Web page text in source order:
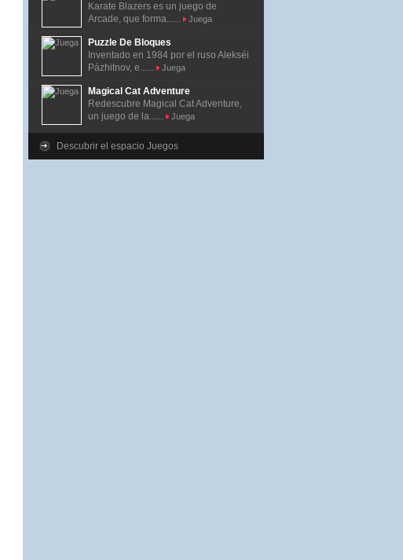
Karate Blazers es un juego de
Arcade, que forma......
Juega
Puzzle De Bloques
Inventado en 1984 por el ruso Alekséi
Pázhitnov, e......
Juega
Magical Cat Adventure
Redescubre Magical Cat Adventure,
un juego de la......
Juega
Descubrir el espacio Juegos